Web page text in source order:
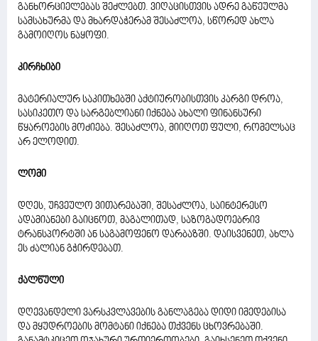
განხორციელებას შეძლებთ. ვიღაცისთვის ადრე გაწეულმა
სამსახურმა და მხარდაჭერამ შესაძლოა, სწორედ ახლა
გამოიღოს ნაყოფი.
კირჩხიბი
მატერიალურ საკითხებში აქტიურობისთვის კარგი დროა,
სასიკეთო და სარგებლიანი იქნება ახალი ფინანსური
წყაროების მოძიება. შესაძლოა, მიიღოთ ფული, რომელსაც
არ ელოდით.
ლომი
დღეს, უჩვეულო ვითარებაში, შესაძლოა, საინტერესო
ადამიანები გაიცნოთ, მაგალითად, საზოგადოებრივ
ტრანსპორტში ან საგამოფენო დარბაზში. დაისვენეთ, ახლა
ეს ძალიან გჭირდებათ.
ქალწული
დღევანდელი ვარსკვლავების განლაგება დიდი იმედებისა
და მყუდროების მომტანი იქნება თქვენს ცხოვრებაში.